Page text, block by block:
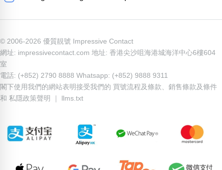
© 2006-2026 優質靚號 Impressive Contact
網址: impressivecontact.com 地址: 香港尖沙咀海港城海洋中心6樓604
室
電話: (+852) 2790 8888 Whatsapp: (+852) 9888 9311
閣下使用我們的網站表明接受我們的 買號流程及條款、 銷售條款及條件
和 私隱政策聲明 llms.txt